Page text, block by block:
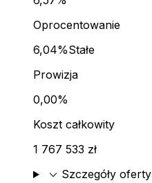
Oprocentowanie
6,04%Stałe
Prowizja
0,00%
Koszt całkowity
1 767 533 zł
expand_more Szczegóły oferty